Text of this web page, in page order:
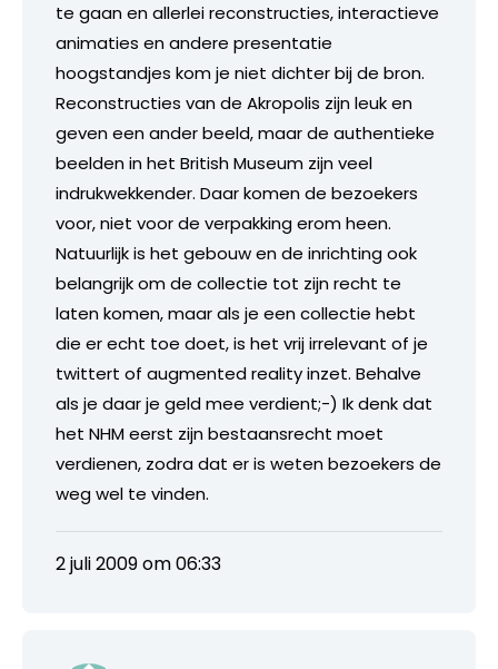
te gaan en allerlei reconstructies, interactieve
animaties en andere presentatie
hoogstandjes kom je niet dichter bij de bron.
Reconstructies van de Akropolis zijn leuk en
geven een ander beeld, maar de authentieke
beelden in het British Museum zijn veel
indrukwekkender. Daar komen de bezoekers
voor, niet voor de verpakking erom heen.
Natuurlijk is het gebouw en de inrichting ook
belangrijk om de collectie tot zijn recht te
laten komen, maar als je een collectie hebt
die er echt toe doet, is het vrij irrelevant of je
twittert of augmented reality inzet. Behalve
als je daar je geld mee verdient;-) Ik denk dat
het NHM eerst zijn bestaansrecht moet
verdienen, zodra dat er is weten bezoekers de
weg wel te vinden.
2 juli 2009 om 06:33